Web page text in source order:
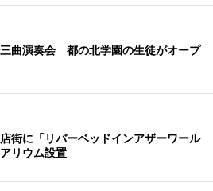
曲演奏会 都の北学園の生徒がオープ
街に「リバーベッドインアザーワール
リウム設置